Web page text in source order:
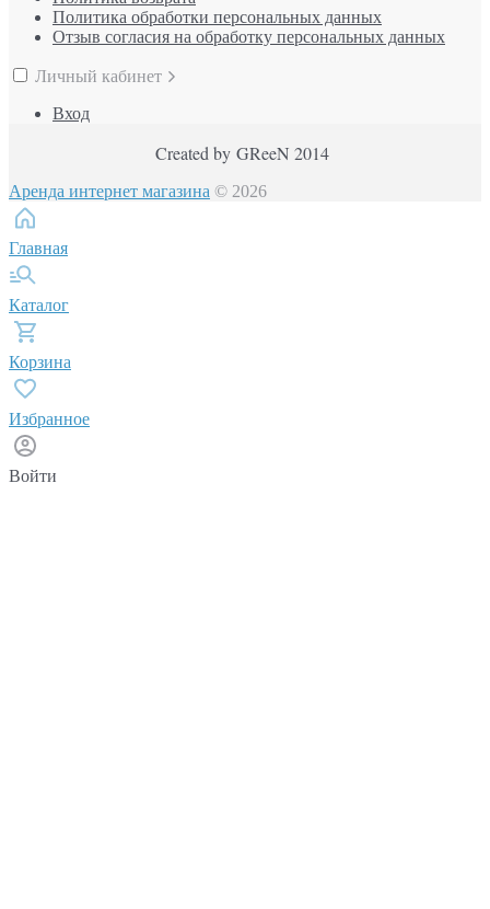
Политика обработки персональных данных
Отзыв согласия на обработку персональных данных
Личный кабинет
Вход
Created by GReeN 2014
Аренда интернет магазина © 2026
Главная
Каталог
Корзина
Избранное
Войти